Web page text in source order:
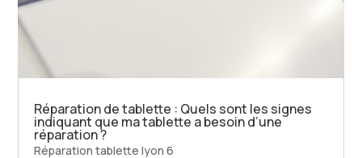
Réparation de tablette : Quels sont les signes
indiquant que ma tablette a besoin d’une
réparation ?
Réparation tablette lyon 6